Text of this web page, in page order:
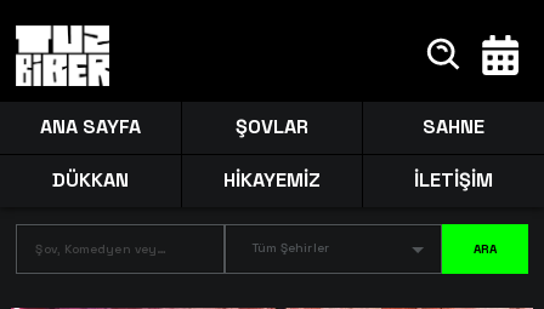
ANA SAYFA ŞOVLAR SAHNE
DÜKKAN HİKAYEMİZ İLETİŞİM
Tüm Şehirler ARA